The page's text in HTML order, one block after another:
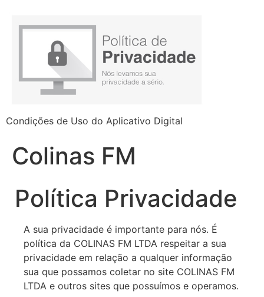
Condições de Uso do Aplicativo Digital
Colinas FM
Política Privacidade
A sua privacidade é importante para nós. É
política da COLINAS FM LTDA respeitar a sua
privacidade em relação a qualquer informação
sua que possamos coletar no site COLINAS FM
LTDA e outros sites que possuímos e operamos.